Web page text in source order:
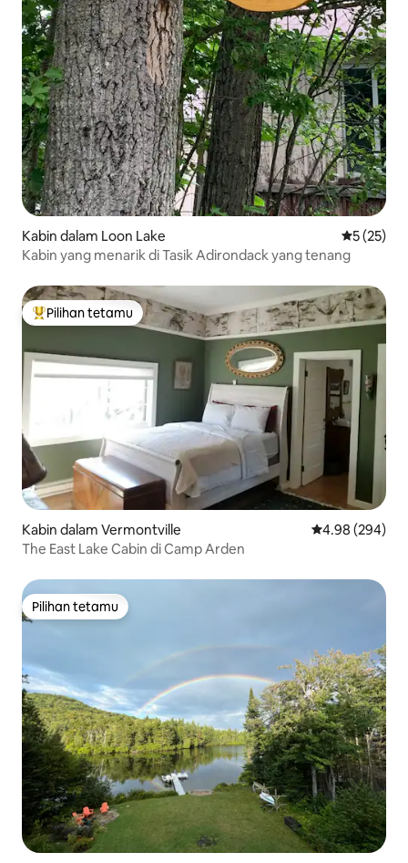
Kabin dalam Loon Lake
5 (25)
Kabin yang menarik di Tasik Adirondack yang tenang
Pilihan utama tetamu
Pilihan tetamu
Kabin dalam Vermontville Penarafan
4.98 (294)
The East Lake Cabin di Camp Arden
Pilihan tetamu
Pilihan tetamu